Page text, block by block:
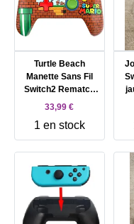
Turtle Beach
Manette Sans Fil
Switch2 Rematch
Mario Bricks
33,99 €
1 en stock